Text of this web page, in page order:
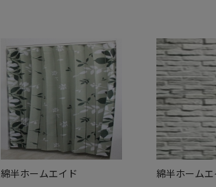
綿半ホームエイド
綿半ホームエ